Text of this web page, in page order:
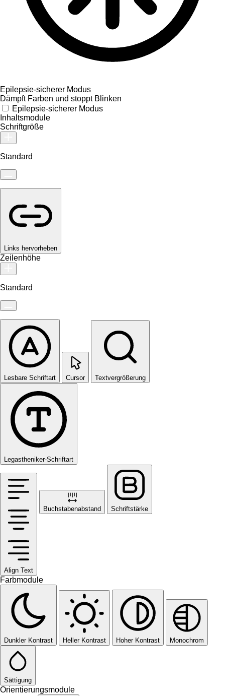
Epilepsie-sicherer Modus
Dämpft Farben und stoppt Blinken
Epilepsie-sicherer Modus
Inhaltsmodule
Schriftgröße
Standard
Links hervorheben
Zeilenhöhe
Standard
Lesbare Schriftart Cursor Textvergrößerung
Legastheniker-Schriftart
Align Text
Buchstabenabstand Schriftstärke
Farbmodule
Dunkler Kontrast Heller Kontrast Hoher Kontrast Monochrom
Sättigung
Orientierungsmodule